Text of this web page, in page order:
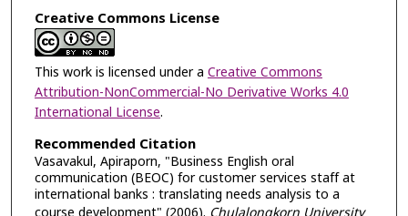
Creative Commons License
This work is licensed under a Creative Commons
Attribution-NonCommercial-No Derivative Works 4.0
International License.
Recommended Citation
Vasavakul, Apiraporn, "Business English oral
communication (BEOC) for customer services staff at
international banks : translating needs analysis to a